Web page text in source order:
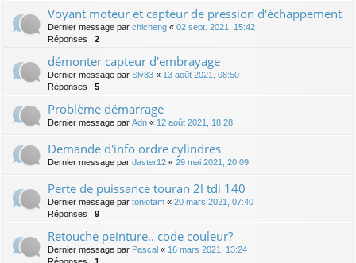
Voyant moteur et capteur de pression d'échappement
Dernier message par chicheng « 02 sept. 2021, 15:42
Réponses : 2
démonter capteur d'embrayage
Dernier message par Sly83 « 13 août 2021, 08:50
Réponses : 5
Problème démarrage
Dernier message par Adn « 12 août 2021, 18:28
Demande d'info ordre cylindres
Dernier message par daster12 « 29 mai 2021, 20:09
Perte de puissance touran 2l tdi 140
Dernier message par toniotam « 20 mars 2021, 07:40
Réponses : 9
Retouche peinture.. code couleur?
Dernier message par Pascal « 16 mars 2021, 13:24